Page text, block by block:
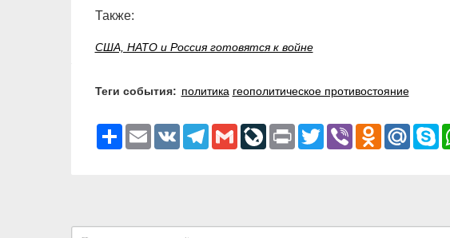
Также:
США, НАТО и Россия готовятся к войне
Теги события: политика геополитическое противостояние
РесурсEmail VK Telegram
GmailLiveJournal
Print TwitterViber Mail.Ru